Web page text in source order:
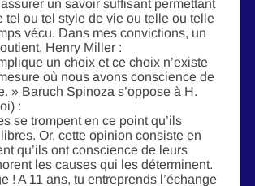
un savoir suffisant permettant
tel ou tel style de vie ou telle ou telle
vécu. Dans mes convictions, un
Henry Miller :
un choix et ce choix n’existe
où nous avons conscience de
» Baruch Spinoza s’oppose à H.
:
se trompent en ce point qu’ils
Or, cette opinion consiste en
qu’ils ont conscience de leurs
les causes qui les déterminent.
! A 11 ans, tu entreprends l’échange